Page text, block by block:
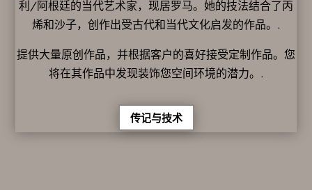
利/阿根廷的当代艺术家，现居罗马。她的技法结合了丙
烯和沙子，创作出受古代和当代文化启发的作品。.
提供大量原创作品，并根据客户的喜好接受定制作品。您
将在其作品中发现装饰您空间环境的潜力。.
传记与技术